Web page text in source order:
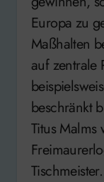
Europa zu
Maßhalten
auf zentrale
beschränkt
Titus
Tischmeister.